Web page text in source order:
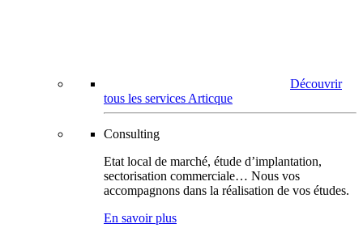
Découvrir
tous les services Articque
Consulting
Etat local de marché, étude d’implantation,
sectorisation commerciale… Nous vos
accompagnons dans la réalisation de vos études.
En savoir plus